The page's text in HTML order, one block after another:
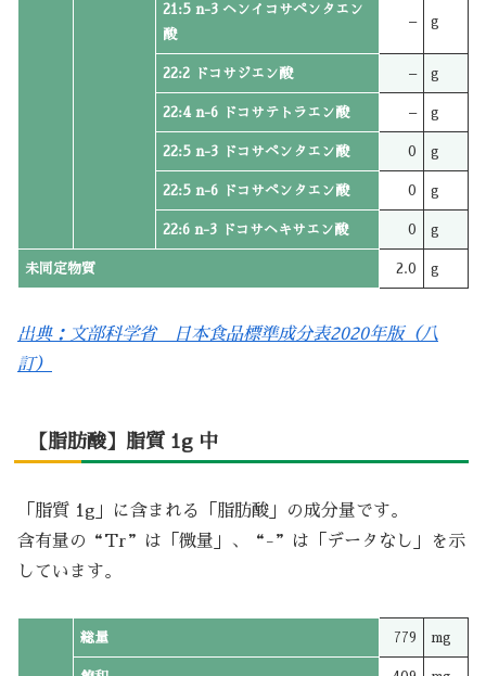
21:5 n-3 ヘンイコサペンタエン
酸
– g
22:2 ドコサジエン酸 – g
22:4 n-6 ドコサテトラエン酸 – g
22:5 n-3 ドコサペンタエン酸 0 g
22:5 n-6 ドコサペンタエン酸 0 g
22:6 n-3 ドコサヘキサエン酸 0 g
未同定物質 2.0 g
出典：文部科学省 日本食品標準成分表2020年版（八
訂）
【脂肪酸】脂質 1g 中
「脂質 1g」に含まれる「脂肪酸」の成分量です。
含有量の“Tr”は「微量」、“-”は「データなし」を示
しています。
総量 779 mg